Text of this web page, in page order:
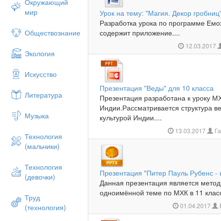
Окружающий
мир
Обществознание
Экология
Искусство
Литература
Музыка
Технология
(мальчики)
Технология
(девочки)
Труд
(технология)
Урок на тему: "Магия. Декор
Разработка урока по программе
содержит приложение....
12.03.2017
Презентация "Веды" для 10 класса
Презентация разработана к уроку
Индии.Рассматривается структура
культурой Индии....
13.03.2017
Презентация "Питер Пауль Рубенс -
Данная презентация является
одноимённой теме по МХК в 11
01.04.2017